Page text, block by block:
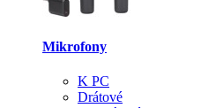
Mikrofony
K PC
Drátové